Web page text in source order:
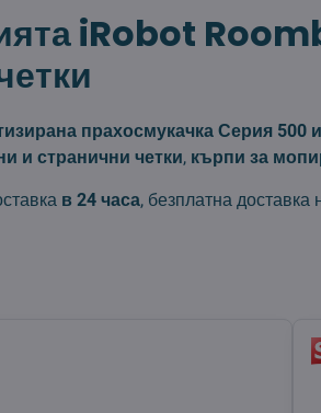
iRobot
прахосмукачка Серия 500
и странични четки, кърпи за
в 24 часа, безплатна доставка